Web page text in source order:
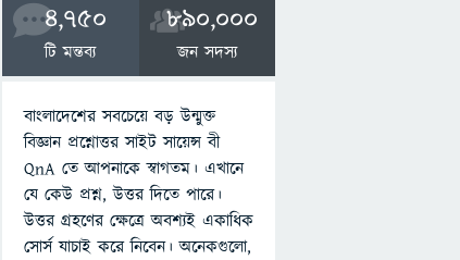
4,750
টি মন্তব্য
890,000
জন সদস্য
বাংলাদেশের সবচেয়ে বড় উন্মুক্ত
বিজ্ঞান প্রশ্নোত্তর সাইট সায়েন্স বী
QnA তে আপনাকে স্বাগতম। এখানে
যে কেউ প্রশ্ন, উত্তর দিতে পারে।
উত্তর গ্রহণের ক্ষেত্রে অবশ্যই একাধিক
সোর্স যাচাই করে নিবেন। অনেকগুলো,